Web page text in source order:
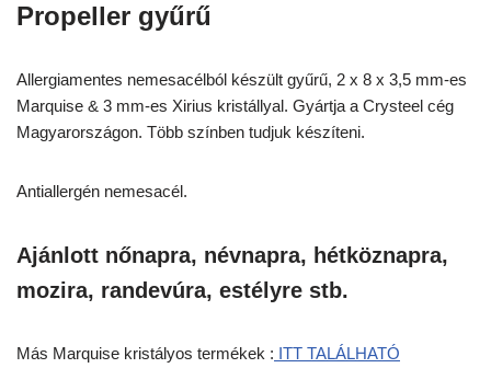
Propeller gyűrű
Allergiamentes nemesacélból készült gyűrű, 2 x 8 x 3,5 mm-es
Marquise & 3 mm-es Xirius kristállyal. Gyártja a Crysteel cég
Magyarországon. Több színben tudjuk készíteni.
Antiallergén nemesacél.
Ajánlott nőnapra, névnapra, hétköznapra,
mozira, randevúra, estélyre stb.
Más Marquise kristályos termékek : ITT TALÁLHATÓ